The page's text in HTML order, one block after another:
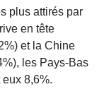
plus attirés par
en tête
et la Chine
les Pays-Bas
8,6%.